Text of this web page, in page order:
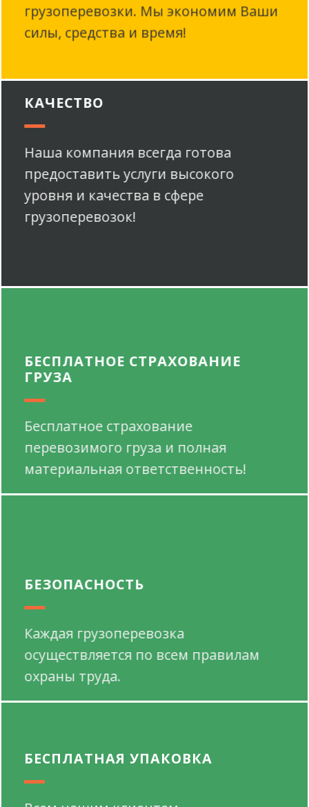
грузоперевозки. Мы экономим Ваши
силы, средства и время!
КАЧЕСТВО
Наша компания всегда готова
предоставить услуги высокого
уровня и качества в сфере
грузоперевозок!
БЕСПЛАТНОЕ СТРАХОВАНИЕ
ГРУЗА
Бесплатное страхование
перевозимого груза и полная
материальная ответственность!
БЕЗОПАСНОСТЬ
Каждая грузоперевозка
осуществляется по всем правилам
охраны труда.
БЕСПЛАТНАЯ УПАКОВКА